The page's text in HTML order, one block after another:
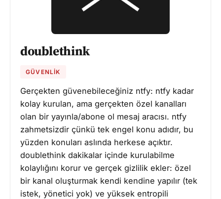
doublethink
GÜVENLIK
Gerçekten güvenebileceğiniz ntfy: ntfy kadar
kolay kurulan, ama gerçekten özel kanalları
olan bir yayınla/abone ol mesaj aracısı. ntfy
zahmetsizdir çünkü tek engel konu adıdır, bu
yüzden konuları aslında herkese açıktır.
doublethink dakikalar içinde kurulabilme
kolaylığını korur ve gerçek gizlilik ekler: özel
bir kanal oluşturmak kendi kendine yapılır (tek
istek, yönetici yok) ve yüksek entropili